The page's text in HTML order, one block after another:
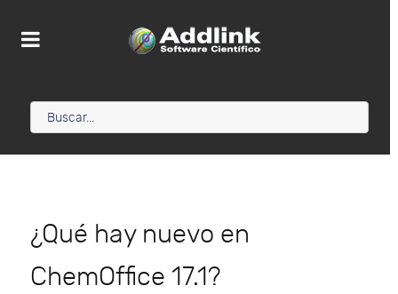
¿Qué hay nuevo en
ChemOffice 17.1?